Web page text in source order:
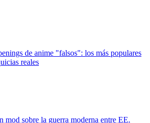
de anime "falsos": los más populares
reales
mod sobre la guerra moderna entre EE.